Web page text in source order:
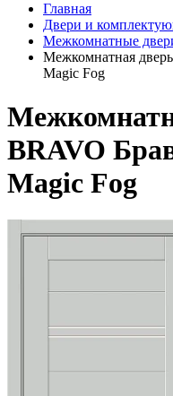
Главная
Двери и
Межкомнатные
Межкомнатная
Magic Fog
BRAVO
Magic Fog